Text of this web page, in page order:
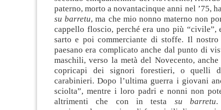
paterno, morto a novantacinque anni nel ’75,
su barretu, ma che mio nonno materno non
cappello floscio, perché era uno più “civile”,
sarto e poi commerciante di stoffe. Il
paesano era complicato anche dal punto di
maschili, verso la metà del Novecento,
copricapi dei signori forestieri, o quelli
carabinieri. Dopo l’ultima guerra i giovani
sciolta”, mentre i loro padri e nonni non
altrimenti che con in testa su barretu.